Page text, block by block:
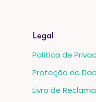
Legal
Política de
Proteção de
Livro de